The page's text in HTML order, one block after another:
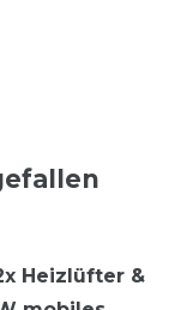
Heizlüfter &